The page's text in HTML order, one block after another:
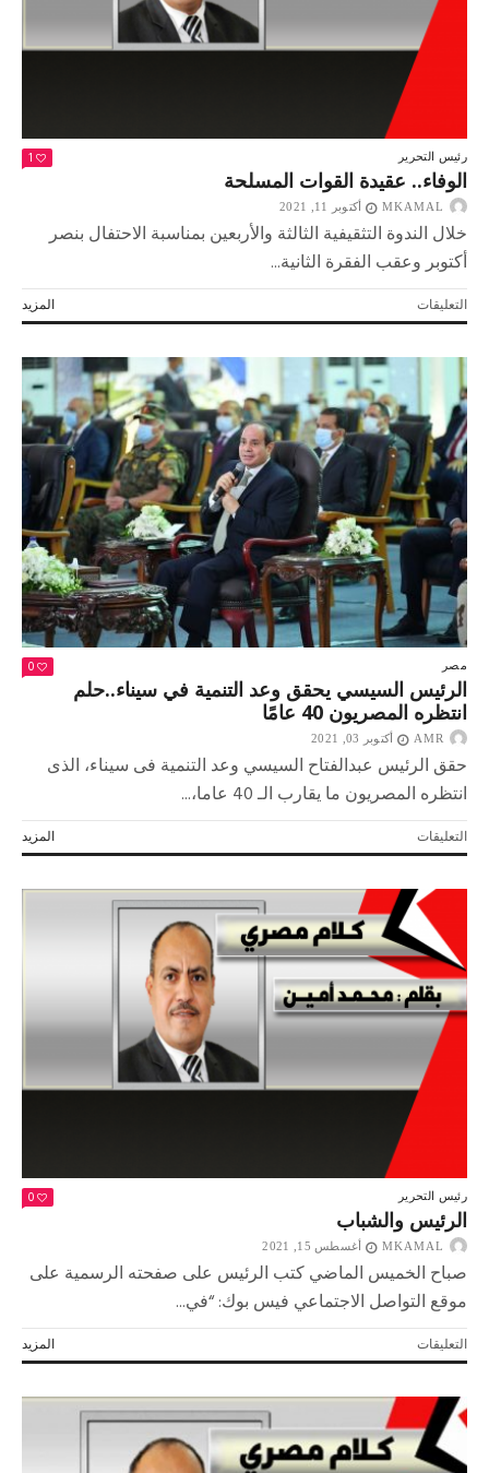
رئيس التحرير 1
الوفاء.. عقيدة القوات المسلحة
MKAMAL أكتوبر 11, 2021
خلال الندوة التثقيفية الثالثة والأربعين بمناسبة الاحتفال بنصر
أكتوبر وعقب الفقرة الثانية...
المزيد التعليقاتعلى
الوفاء..
مغلقة
مصر 0
الرئيس السيسي يحقق وعد التنمية في سيناء..حلم
انتظره المصريون 40 عامًا
AMR أكتوبر 03, 2021
حقق الرئيس عبدالفتاح السيسي وعد التنمية فى سيناء، الذى
انتظره المصريون ما يقارب الـ 40 عاما،...
المزيد التعليقاتعلى
الرئيس
يحقق
وعد
التنمية
في
سيناء..حلم
انتظره
المصريون
عامًا
مغلقة
رئيس التحرير 0
الرئيس والشباب
MKAMAL أغسطس 15, 2021
صباح الخميس الماضي كتب الرئيس على صفحته الرسمية على
موقع التواصل الاجتماعي فيس بوك: “في...
المزيد التعليقاتعلى
الرئيس